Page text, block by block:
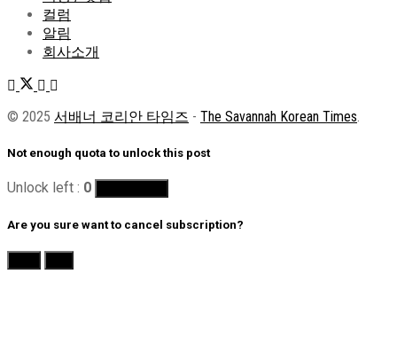
컬럼
알림
회사소개
© 2025 서배너 코리안 타임즈 - The Savannah Korean Times.
Not enough quota to unlock this post
Unlock left : 0
Are you sure want to cancel subscription?